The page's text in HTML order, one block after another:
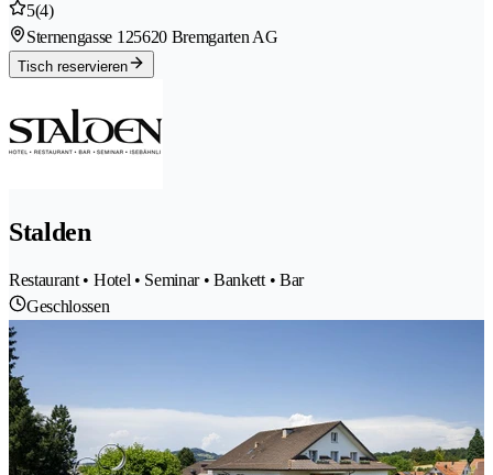
5(4)
Sternengasse 125620 Bremgarten AG
Tisch reservieren
Stalden
Restaurant • Hotel • Seminar • Bankett • Bar
Geschlossen